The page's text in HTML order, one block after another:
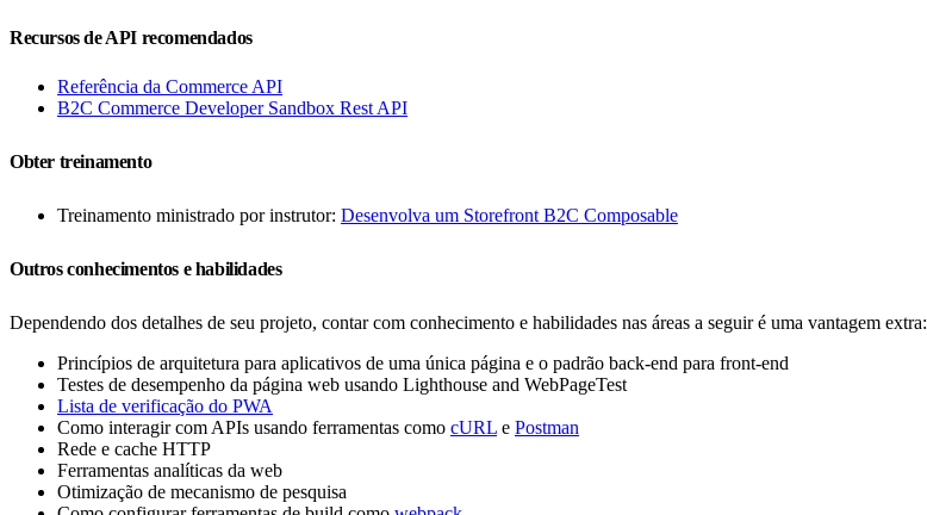
Recursos de API recomendados
Referência da Commerce API
B2C Commerce Developer Sandbox Rest API
Obter treinamento
Treinamento ministrado por instrutor: Desenvolva um Storefront B2C Composable
Outros conhecimentos e habilidades
Dependendo dos detalhes de seu projeto, contar com conhecimento e habilidades nas áreas a seguir é uma vantagem extra:
Princípios de arquitetura para aplicativos de uma única página e o padrão back-end para front-end
Testes de desempenho da página web usando Lighthouse and WebPageTest
Lista de verificação do PWA
Como interagir com APIs usando ferramentas como cURL e Postman
Rede e cache HTTP
Ferramentas analíticas da web
Otimização de mecanismo de pesquisa